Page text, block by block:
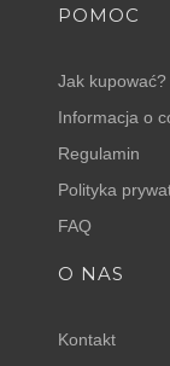
POMOC
Jak kupować?
Informacja o
Regulamin
Polityka
FAQ
O NAS
Kontakt